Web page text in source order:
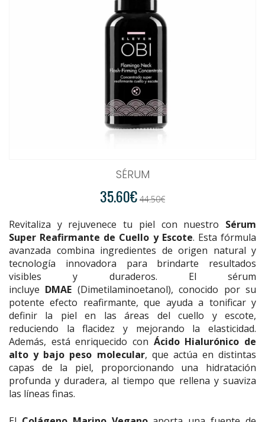
SÉRUM
35.60€ 44.50€
Revitaliza y rejuvenece tu piel con nuestro Sérum
Super Reafirmante de Cuello y Escote. Esta fórmula
avanzada combina ingredientes de origen natural y
tecnología innovadora para brindarte resultados
visibles y duraderos. El sérum
incluye DMAE (Dimetilaminoetanol), conocido por su
potente efecto reafirmante, que ayuda a tonificar y
definir la piel en las áreas del cuello y escote,
reduciendo la flacidez y mejorando la elasticidad.
Además, está enriquecido con Ácido Hialurónico de
alto y bajo peso molecular, que actúa en distintas
capas de la piel, proporcionando una hidratación
profunda y duradera, al tiempo que rellena y suaviza
las líneas finas.